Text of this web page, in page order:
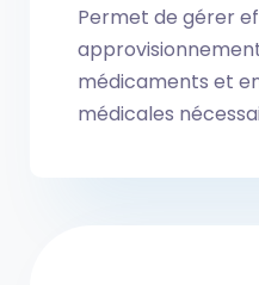
Permet de gérer
médicaments et
médicales